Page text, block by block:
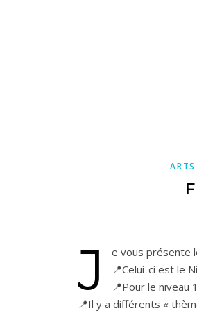
ARTS
J e vous présente
📍Celui-ci est le
📍Pour le niveau
📍Il y a différents «